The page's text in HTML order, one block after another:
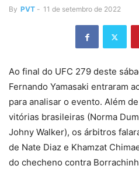
By PVT - 11 de setembro de 2022
Ao final do UFC 279 deste
Fernando Yamasaki entraram
para analisar o evento. Além
vitórias brasileiras (Norma
Johny Walker), os árbitros
de Nate Diaz e Khamzat
do checheno contra